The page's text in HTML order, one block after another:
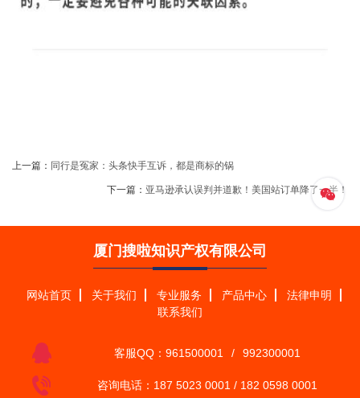
上一篇： 同行是冤家：头条快手互诉，都是商标的锅
下一篇： 亚马逊承认误判并道歉！美国站订单降了一半！
厦门搜啦知识产权有限公司
网站首页 关于我们 专业服务 产品中心
法律申明
联系我们
客服QQ：961500001 / 992300001
咨询电话：187 5023 0001 / 182 0598 0001